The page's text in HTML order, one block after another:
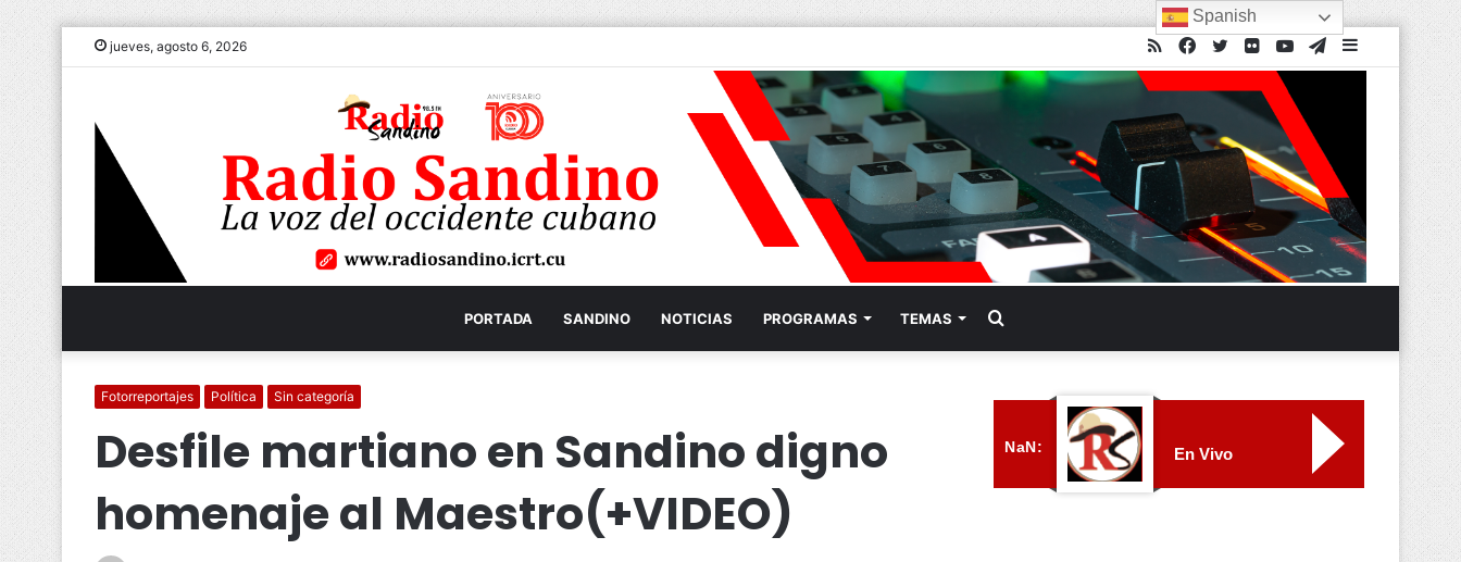
jueves, agosto 6, 2026
PORTADA SANDINO NOTICIAS PROGRAMAS TEMAS
Fotorreportajes Política Sin categoría
Desfile martiano en Sandino digno
homenaje al Maestro(+VIDEO)
NaN: En Vivo
Spanish